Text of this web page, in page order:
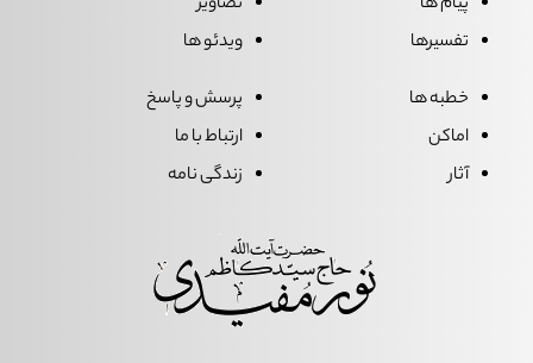
تفسیرها
ویدئو ها
خطبه ها
اماکن
آثار
پرسش و پاسخ
ارتباط با ما
زندگی نامه